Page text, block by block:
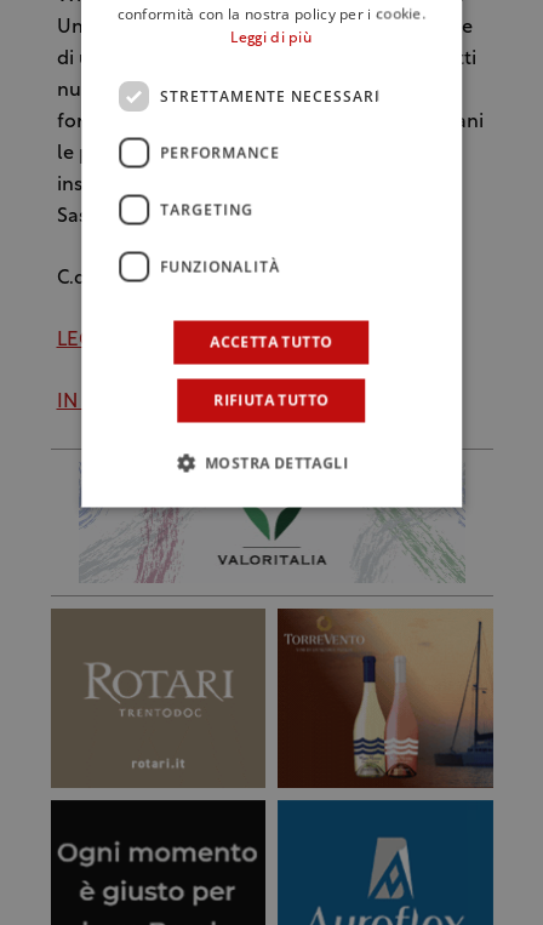
Un Pinot in purezza che affina in botti vecchie
di undici mesi con un passaggio anche in botti
nuove. Un vino tipico americano dal gusto
forse troppo “estremo” per noi italiani. Domani
le posizioni numero 6 e numero 5. Si
inseguono voci sulla presenza “altissima” del
Sassicaia. Vedremo se saranno confermate.
C.d.G.
LEGGI QUI LE POSIZIONI 10 E 9
IN QUESTO LINK LA CLASSIFICA DEL 2017
conformità con la nostra policy per i cookie.
Leggi di più
STRETTAMENTE NECESSARI
PERFORMANCE
TARGETING
FUNZIONALITÀ
ACCETTA TUTTO
RIFIUTA TUTTO
MOSTRA DETTAGLI